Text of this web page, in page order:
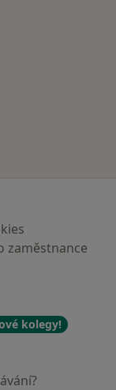
zaměstnance
kolegy!